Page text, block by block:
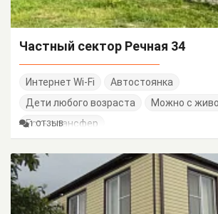
Частный сектор Речная 34
Интернет Wi-Fi
Автостоянка
Дети любого возраста
Можно с
Есть трансфер
1 ОТЗЫВ